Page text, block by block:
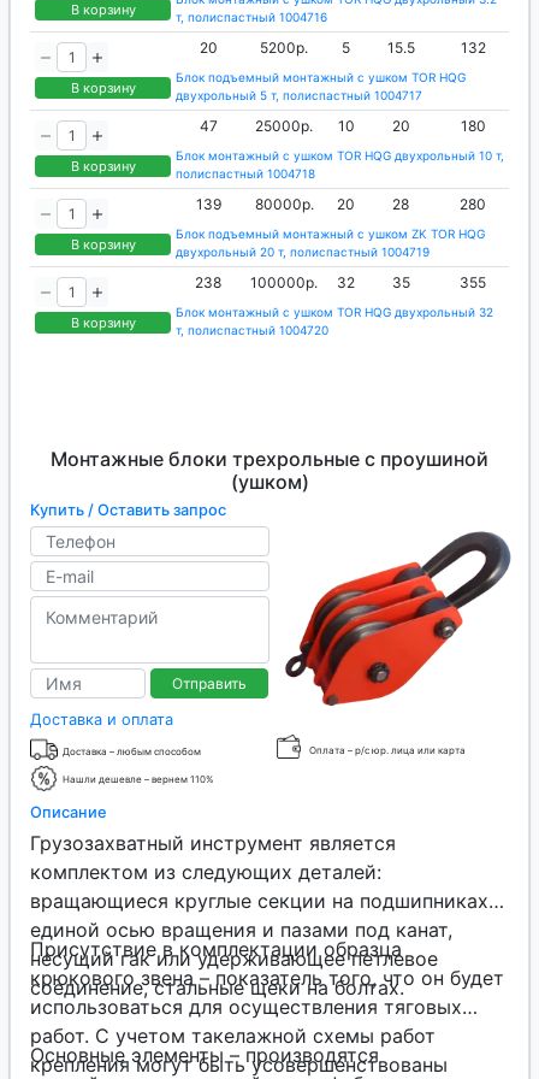
В корзину
т, полиспастный 1004716
В корзину
20 5200р. 5 15.5 132
Блок подъемный монтажный с ушком TOR HQG
двухрольный 5 т, полиспастный 1004717
В корзину
47 25000р. 10 20 180
Блок монтажный с ушком TOR HQG двухрольный 10 т,
полиспастный 1004718
В корзину
139 80000р. 20 28 280
Блок подъемный монтажный с ушком ZK TOR HQG
двухрольный 20 т, полиспастный 1004719
В корзину
238 100000р. 32 35 355
Блок монтажный с ушком TOR HQG двухрольный 32
т, полиспастный 1004720
Монтажные блоки трехрольные с проушиной
(ушком)
Купить / Оставить запрос
Отправить
Доставка и оплата
Доставка – любым способом Оплата – р/с юр. лица или карта
Нашли дешевле – вернем 110%
Описание
Грузозахватный инструмент является
комплектом из следующих деталей:
вращающиеся круглые секции на подшипниках с
единой осью вращения и пазами под канат,
несущий гак или удерживающее петлевое
соединение, стальные щеки на болтах.
Присутствие в комплектации образца
крюкового звена – показатель того, что он будет
использоваться для осуществления тяговых
работ. С учетом такелажной схемы работ
крепления могут быть усовершенствованы
Основные элементы – производятся